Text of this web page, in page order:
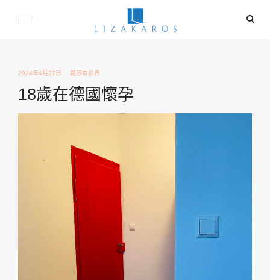
open
2024年4月27日 麗莎看世界
18歲在德國懷孕